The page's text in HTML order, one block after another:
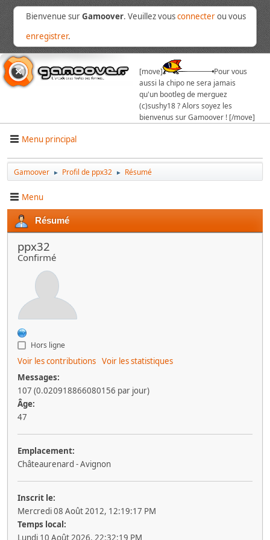
Bienvenue surGamoover. Veuillez vousconnecterou vous
enregistrer.
[move]
Pour vous
aussi la chipo ne sera jamais
qu'un bootleg de merguez
(c)sushy18 ? Alors soyez les
bienvenus sur Gamoover ! [/move]
Menu principal
Gamoover ► Profil de ppx32 ► Résumé
Menu
Résumé
ppx32
Confirmé
Hors ligne
Voir les contributions Voir les statistiques
Messages:
107 (0.020918866080156 par jour)
Âge:
47
Emplacement:
Châteaurenard - Avignon
Inscrit le:
Mercredi 08 Août 2012, 12:19:17 PM
Temps local:
Lundi 10 Août 2026, 22:32:19 PM